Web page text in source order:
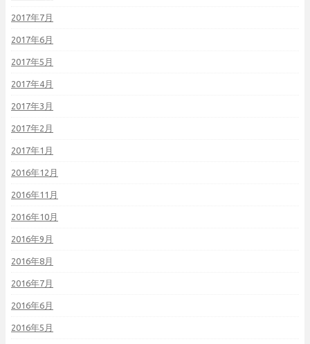
2017年7月
2017年6月
2017年5月
2017年4月
2017年3月
2017年2月
2017年1月
2016年12月
2016年11月
2016年10月
2016年9月
2016年8月
2016年7月
2016年6月
2016年5月